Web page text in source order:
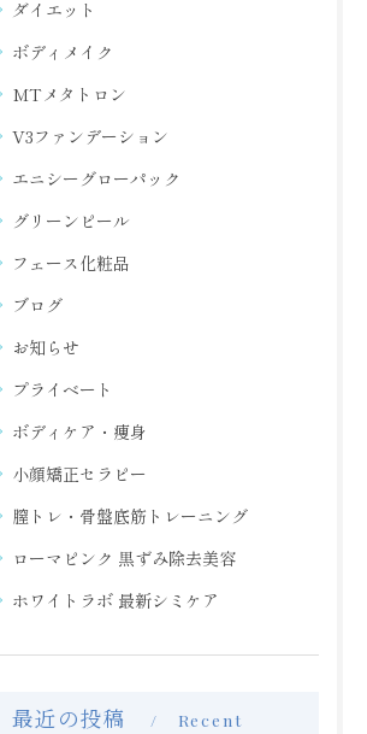
ダイエット
ボディメイク
MTメタトロン
V3ファンデーション
エニシーグローパック
グリーンピール
フェース化粧品
ブログ
お知らせ
プライベート
ボディケア・痩身
小顔矯正セラピー
膣トレ・骨盤底筋トレーニング
ローマピンク 黒ずみ除去美容
ホワイトラボ 最新シミケア
最近の投稿
Recent